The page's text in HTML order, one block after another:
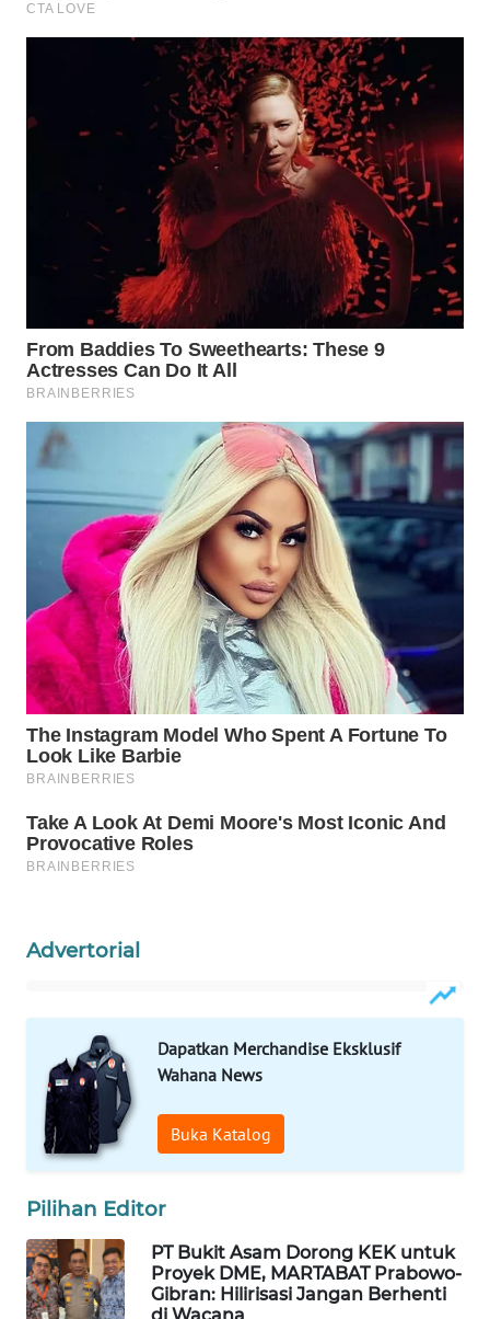
Advertorial
Dapatkan Merchandise Eksklusif
Wahana News
Buka Katalog
Pilihan Editor
PT Bukit Asam Dorong KEK untuk
Proyek DME, MARTABAT Prabowo-
Gibran: Hilirisasi Jangan Berhenti
WAHANA
PERSONA
OTOMOTIF
WAHANA
DESA
LAPAK
WAHANA
Network
KONSUMEN
LISTRIK
MASYARAKAT
KELISTRIKAN
WALINKI
MAWAKA
MARTABAT
WATCH
MKLI
LPKKI
KOPEKLIN